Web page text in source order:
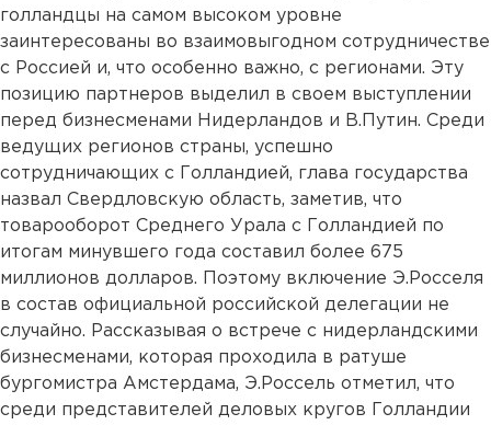
голландцы на самом высоком уровне
заинтересованы во взаимовыгодном сотрудничестве
с Россией и, что особенно важно, с регионами. Эту
позицию партнеров выделил в своем выступлении
перед бизнесменами Нидерландов и В.Путин. Среди
ведущих регионов страны, успешно
сотрудничающих с Голландией, глава государства
назвал Свердловскую область, заметив, что
товарооборот Среднего Урала с Голландией по
итогам минувшего года составил более 675
миллионов долларов. Поэтому включение Э.Росселя
в состав официальной российской делегации не
случайно. Рассказывая о встрече с нидерландскими
бизнесменами, которая проходила в ратуше
бургомистра Амстердама, Э.Россель отметил, что
среди представителей деловых кругов Голландии